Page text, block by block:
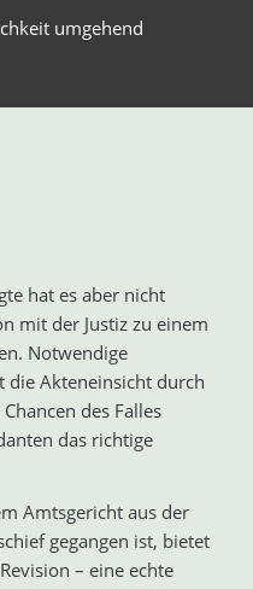
umgehend
hat es aber nicht
mit der Justiz zu einem
Notwendige
die Akteneinsicht durch
des Falles
das richtige
Amtsgericht aus der
gegangen ist, bietet
– eine echte